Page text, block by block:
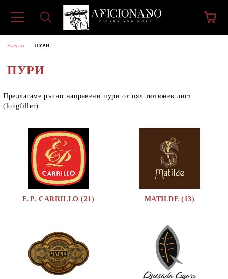
Начало ПУРИ
ПУРИ
Предлагаме ръчно направени пури от цял тютюнев лист
(longfiller).
E.P. CARRILLO (21) MATILDE (13)